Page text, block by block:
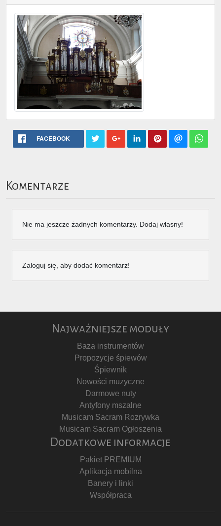
FACEBOOK
Komentarze
Nie ma jeszcze żadnych komentarzy. Dodaj własny!
Zaloguj się, aby dodać komentarz!
Najważniejsze moduły
Baza instrumentów
Propozycje śpiewów
Śpiewnik
Nowości muzyczne
Darmowe nuty
Antyfony mszalne
Musicam Sacram Rozrywka
Musicam Sacram Ogłoszenia
Dodatkowe informacje
Pakiet PREMIUM
Aplikacja mobilna
Banery i linki
Współpraca